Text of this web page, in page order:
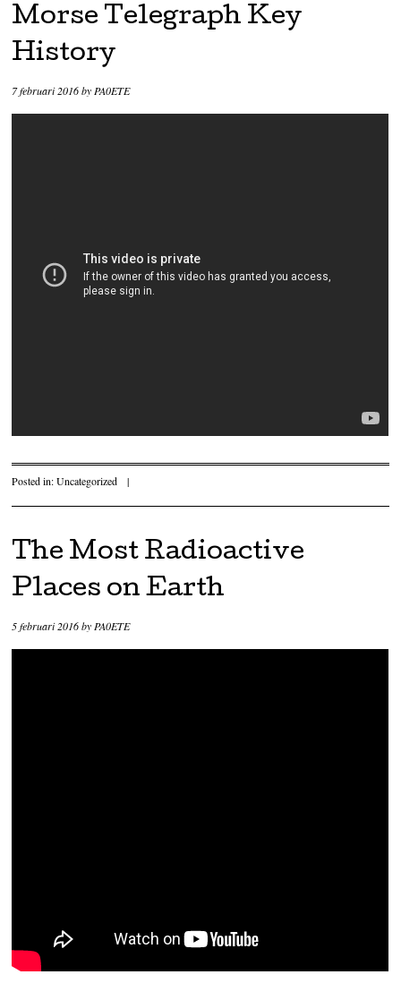
Morse Telegraph Key
History
7 februari 2016byPA0ETE
Posted in:Uncategorized |
The Most Radioactive
Places on Earth
5 februari 2016by PA0ETE